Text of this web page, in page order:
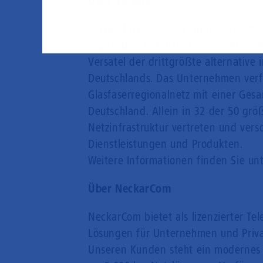
Versatel ist einer der führenden
Versatel der drittgrößte alternative
Deutschlands. Das Unternehmen
Glasfaserregionalnetz mit einer
Deutschland. Allein in 32 der 50
Netzinfrastruktur vertreten und
Dienstleistungen und Produkten.
Weitere Informationen finden Sie
Über NeckarCom
NeckarCom bietet als lizenzierter
Lösungen für Unternehmen und
Unseren Kunden steht ein